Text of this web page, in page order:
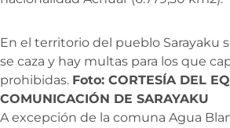
En el territorio del pueblo Sarayaku
se caza y hay multas para los que
prohibidas. Foto: CORTESÍA DEL
COMUNICACIÓN DE SARAYAKU
A excepción de la comuna Agua